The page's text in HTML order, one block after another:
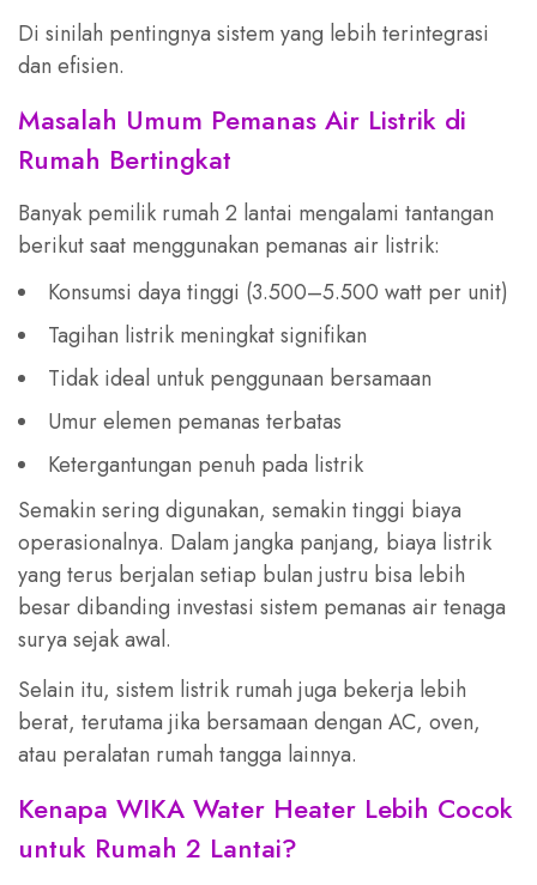
Di sinilah pentingnya sistem yang lebih terintegrasi
dan efisien.
Masalah Umum Pemanas Air Listrik di
Rumah Bertingkat
Banyak pemilik rumah 2 lantai mengalami tantangan
berikut saat menggunakan pemanas air listrik:
Konsumsi daya tinggi (3.500–5.500 watt per unit)
Tagihan listrik meningkat signifikan
Tidak ideal untuk penggunaan bersamaan
Umur elemen pemanas terbatas
Ketergantungan penuh pada listrik
Semakin sering digunakan, semakin tinggi biaya
operasionalnya. Dalam jangka panjang, biaya listrik
yang terus berjalan setiap bulan justru bisa lebih
besar dibanding investasi sistem pemanas air tenaga
surya sejak awal.
Selain itu, sistem listrik rumah juga bekerja lebih
berat, terutama jika bersamaan dengan AC, oven,
atau peralatan rumah tangga lainnya.
Kenapa WIKA Water Heater Lebih Cocok
untuk Rumah 2 Lantai?